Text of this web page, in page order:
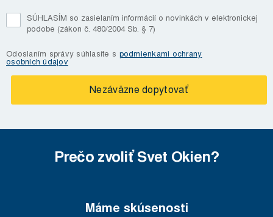
SÚHLASÍM so zasielaním informácií o novinkách v elektronickej
podobe (zákon č. 480/2004 Sb. § 7)
Odoslaním správy súhlasíte s podmienkami ochrany
osobních údajov
Prečo zvoliť Svet Okien?
Máme skúsenosti